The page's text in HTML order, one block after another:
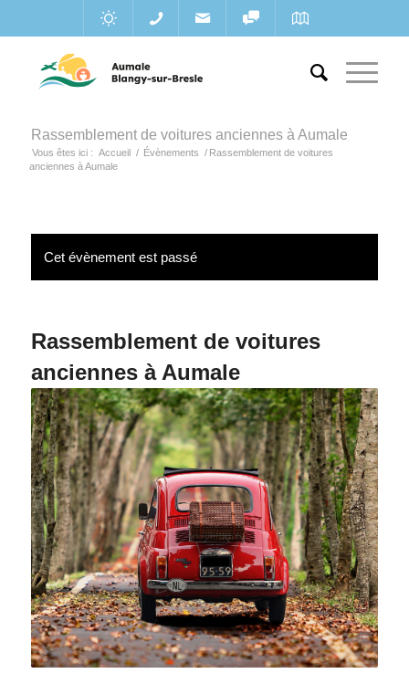
Rassemblement de voitures anciennes à Aumale
Vous êtes ici : Accueil / Évènements / Rassemblement de voitures
anciennes à Aumale
Cet évènement est passé
Rassemblement de voitures
anciennes à Aumale